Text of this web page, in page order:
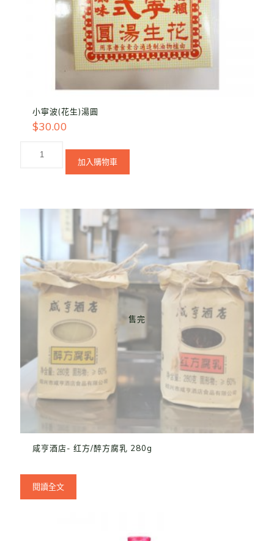
小寧波(花生)湯圓
$30.00
加入購物車
售完
咸亨酒店- 红方/醉方腐乳 280g
閱讀全文